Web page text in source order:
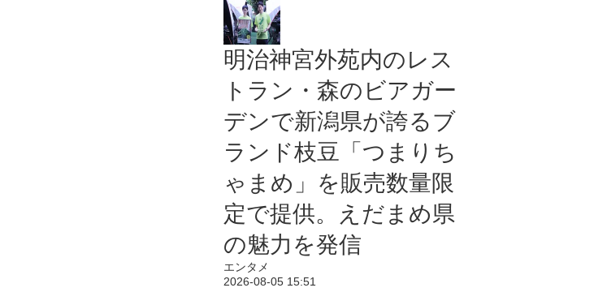
明治神宮外苑内のレス
トラン・森のビアガー
デンで新潟県が誇るブ
ランド枝豆「つまりち
ゃまめ」を販売数量限
定で提供。えだまめ県
の魅力を発信
エンタメ
2026-08-05 15:51